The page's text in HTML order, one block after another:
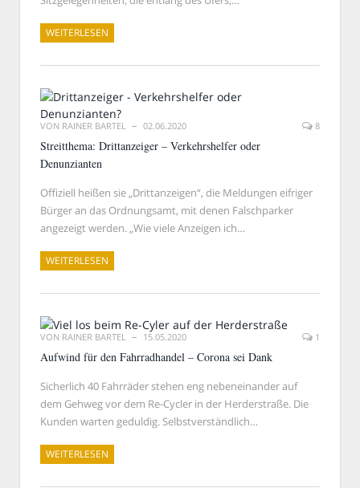
WEITERLESEN
VON RAINER BARTEL 02.06.2020 8
Streitthema: Drittanzeiger – Verkehrshelfer oder
Denunzianten
Offiziell heißen sie „Drittanzeigen“, die Meldungen eifriger
Bürger an das Ordnungsamt, mit denen Falschparker
angezeigt werden. „Wie viele Anzeigen ich…
WEITERLESEN
VON RAINER BARTEL 15.05.2020 1
Aufwind für den Fahrradhandel – Corona sei Dank
Sicherlich 40 Fahrräder stehen eng nebeneinander auf
dem Gehweg vor dem Re-Cycler in der Herderstraße. Die
Kunden warten geduldig. Selbstverständlich…
WEITERLESEN